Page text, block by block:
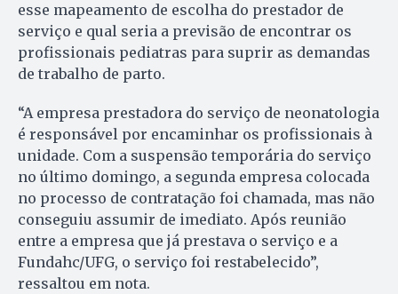
esse mapeamento de escolha do prestador de
serviço e qual seria a previsão de encontrar os
profissionais pediatras para suprir as demandas
de trabalho de parto.
“A empresa prestadora do serviço de neonatologia
é responsável por encaminhar os profissionais à
unidade. Com a suspensão temporária do serviço
no último domingo, a segunda empresa colocada
no processo de contratação foi chamada, mas não
conseguiu assumir de imediato. Após reunião
entre a empresa que já prestava o serviço e a
Fundahc/UFG, o serviço foi restabelecido”,
ressaltou em nota.